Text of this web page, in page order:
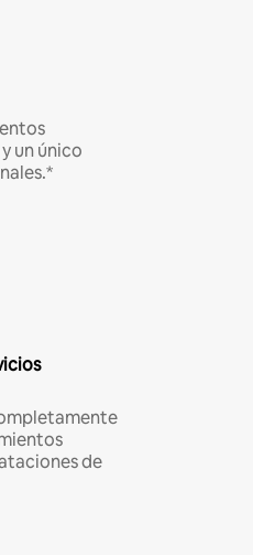
un único
de